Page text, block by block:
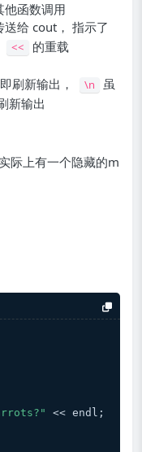
函数调用
给 cout， 指示了
<<
的重载
刷新输出，
\n
虽
新输出
际上有一个隐藏的m
<< endl;